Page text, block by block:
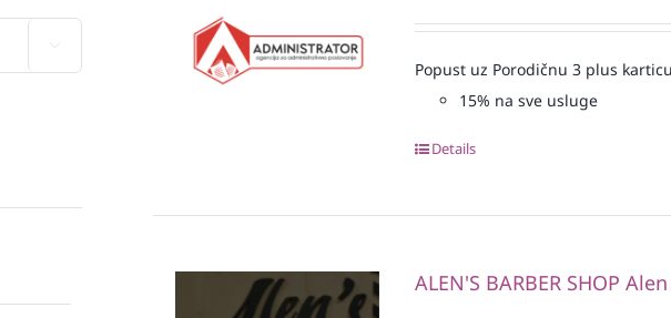
Popust uz Porodičnu 3 plus
15% na sve usluge
Details
ALEN'S BARBER SHOP